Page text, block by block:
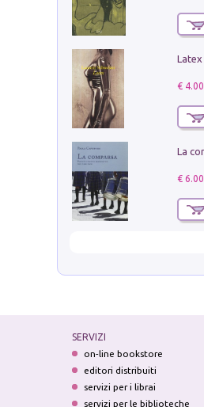
Latex
€ 4.00
€ 6.00
SERVIZI
on-line bookstore
editori distribuiti
servizi per i librai
servizi per le biblioteche